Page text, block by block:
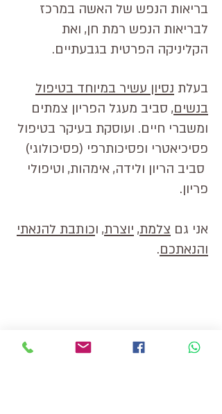
בריאות הנפש של האשה במרכז
לבריאות הנפש רמת חן, ואת
הקליניקה הפרטית בגבעתיים.
בעלת נסיון עשיר במיוחד בטיפול
בנשים, סביב מעגל הפריון צמתים
ומשברי חיים. ועוסקת בעיקר בטיפול
פסיכיאטרי ופסיכותרפי (פסיכולוגי)
סביב הריון ולידה, אימהות, וטיפולי
פריון.
אני גם צלמת, יוצרת, וכותבת להנאתי
והנאתכם.